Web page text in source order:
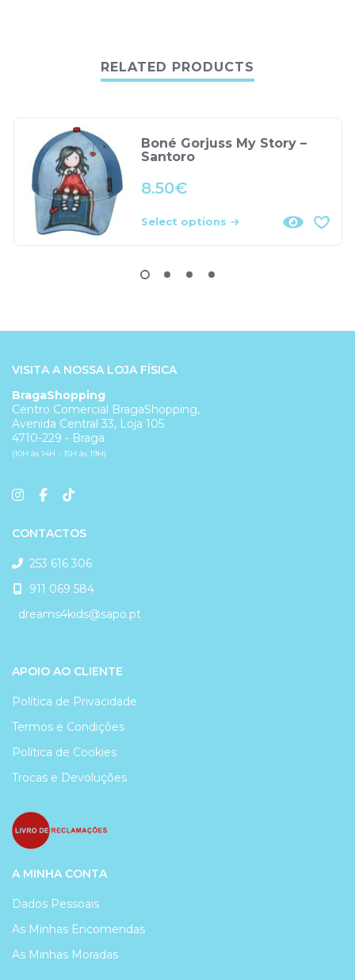
RELATED PRODUCTS
Boné Gorjuss My Story –
Santoro
8.50€
Select options
VISITA A NOSSA LOJA FÍSICA
BragaShopping
Centro Comercial BragaShopping,
Avenida Central 33, Loja 105
4710-229 - Braga
(10H às 14H - 15H às 19H)
CONTACTOS
253 616 306
911 069 584
dreams4kids@sapo.pt
APOIO AO CLIENTE
Política de Privacidade
Termos e Condições
Política de Cookies
Trocas e Devoluções
A MINHA CONTA
Dados Pessoais
As Minhas Encomendas
As Minhas Moradas